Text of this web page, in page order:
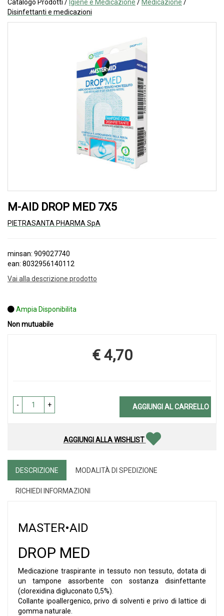
Catalogo Prodotti / Igiene e Medicazione / Medicazione /
Disinfettanti e medicazioni
M-AID DROP MED 7X5
PIETRASANTA PHARMA SpA
minsan: 909027740
ean: 8032956140112
Vai alla descrizione prodotto
Ampia Disponibilita
Non mutuabile
Prezzo
€ 4,70
- + AGGIUNGI AL CARRELLO
AGGIUNGI ALLA WISHLIST
DESCRIZIONE MODALITÀ DI SPEDIZIONE
RICHIEDI INFORMAZIONI
MASTER•AID
DROP MED
Medicazione traspirante in tessuto non tessuto, dotata di
un tampone assorbente con sostanza disinfettante
(clorexidina digluconato 0,5%).
Collante ipoallergenico, privo di solventi e privo di lattice di
gomma naturale.